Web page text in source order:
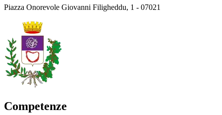
Piazza Onorevole Giovanni Filigheddu, 1 - 07021
Competenze